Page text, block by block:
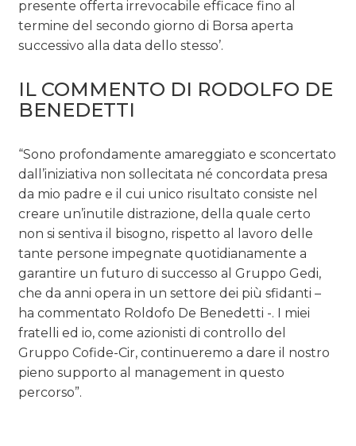
presente offerta irrevocabile efficace fino al
termine del secondo giorno di Borsa aperta
successivo alla data dello stesso’.
IL COMMENTO DI RODOLFO DE
BENEDETTI
“Sono profondamente amareggiato e sconcertato
dall’iniziativa non sollecitata né concordata presa
da mio padre e il cui unico risultato consiste nel
creare un’inutile distrazione, della quale certo
non si sentiva il bisogno, rispetto al lavoro delle
tante persone impegnate quotidianamente a
garantire un futuro di successo al Gruppo Gedi,
che da anni opera in un settore dei più sfidanti –
ha commentato Roldofo De Benedetti -. I miei
fratelli ed io, come azionisti di controllo del
Gruppo Cofide-Cir, continueremo a dare il nostro
pieno supporto al management in questo
percorso”.